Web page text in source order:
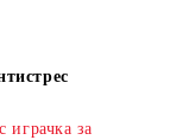
играчка за